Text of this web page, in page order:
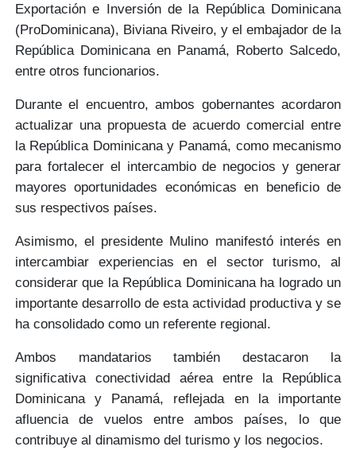
Exportación e Inversión de la República Dominicana
(ProDominicana), Biviana Riveiro, y el embajador de la
República Dominicana en Panamá, Roberto Salcedo,
entre otros funcionarios.
Durante el encuentro, ambos gobernantesacordaron
actualizar una propuesta de acuerdo comercialentre
la República Dominicana y Panamá, como mecanismo
para fortalecer el intercambio de negocios y generar
mayores oportunidades económicas en beneficio de
sus respectivos países.
Asimismo, el presidente Mulino manifestó interés en
intercambiar experiencias en el sector turismo, al
considerar que la República Dominicana ha logrado un
importante desarrollode esta actividad productiva y se
ha consolidado como un referente regional.
Ambos mandatarios también destacaron la
significativa conectividad aérea entre la República
Dominicana y Panamá, reflejada en la importante
afluencia de vuelos entre ambos países, lo que
contribuye al dinamismo del turismo y los negocios.